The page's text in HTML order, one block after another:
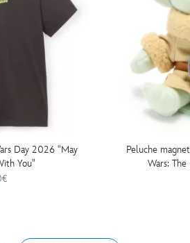
Day 2026 "May
You"
Peluche
Wars: